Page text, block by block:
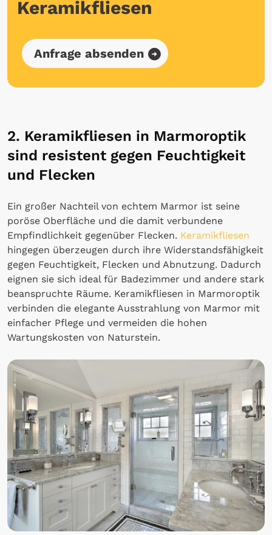
Keramikfliesen
Anfrage absenden
2. Keramikfliesen in Marmoroptik
sind resistent gegen Feuchtigkeit
und Flecken
Ein großer Nachteil von echtem Marmor ist seine
poröse Oberfläche und die damit verbundene
Empfindlichkeit gegenüber Flecken. Keramikfliesen
hingegen überzeugen durch ihre Widerstandsfähigkeit
gegen Feuchtigkeit, Flecken und Abnutzung. Dadurch
eignen sie sich ideal für Badezimmer und andere stark
beanspruchte Räume. Keramikfliesen in Marmoroptik
verbinden die elegante Ausstrahlung von Marmor mit
einfacher Pflege und vermeiden die hohen
Wartungskosten von Naturstein.